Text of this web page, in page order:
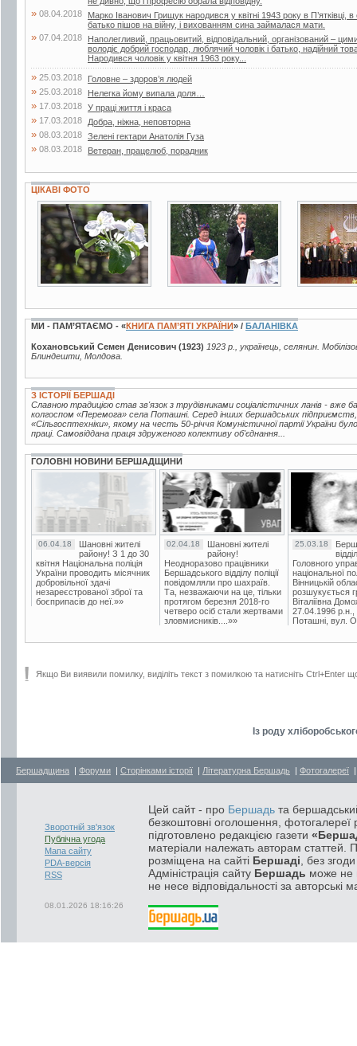
» 08.04.2018
Марко Іванович Грищук народився у квітні 1943 року в П’ятківці,
батько пішов на війну, і вихованням сина займалася мати.
» 07.04.2018
Наполегливий, працьовитий, відповідальний, організований –
володіє добрий господар, люблячий чоловік і батько, надійний
Народився чоловік у квітня 1963 року...
» 25.03.2018 Головне – здоров’я людей
» 25.03.2018 Нелегка йому випала доля…
» 17.03.2018 У праці життя і краса
» 17.03.2018 Добра, ніжна, неповторна
» 08.03.2018 Зелені гектари Анатолія Гуза
» 08.03.2018 Ветеран, працелюб, порадник
ЦІКАВІ ФОТО
19 фото 15 фото 3 фото
МИ - ПАМ’ЯТАЄМО - «КНИГА ПАМ’ЯТІ УКРАЇНИ» / БАЛАНІВКА
Кохановський Семен Денисович (1923) 1923 р., українець, селянин.
Блиндешти, Молдова.
З ІСТОРІЇ БЕРШАДІ
Славною традицією став зв'язок з трудівниками соціалістичних ланів - вже
колгоспом «Перемога» села Поташні. Серед інших бершадських
«Сільгосптехніки», якому на честь 50-річчя Комуністичної партії України
праці. Самовіддана праця здруженого колективу об'єднання...
ГОЛОВНІ НОВИНИ БЕРШАДЩИНИ
06.04.18
Шановні жителі
району! З 1 до 30
квітня Національна поліція
України проводить місячник
добровільної здачі
незареєстрованої зброї та
боєприпасів до неї.»»
02.04.18
Шановні жителі
району!
Неодноразово працівники
Бершадського відділу поліції
повідомляли про шахраїв.
Та, незважаючи на це, тільки
протягом березня 2018-го
четверо осіб стали жертвами
зловмисників....»»
25.03.18
Головного
національної
Вінницькій
розшукується
Віталіївна
27.04.1996 р.н.,
Поташні, вул.
Якщо Ви виявили помилку, виділіть текст з помилкою та натисніть Ctrl+Enter
Із роду
Бершадщина | Форуми | Сторінками історії | Літературна Бершадь | Фотогалереї
Зворотній зв'язок
Публічна угода
Мапа сайту
PDA-версія
RSS
08.01.2026 18:16:26
Цей сайт - про Бершадь та
безкоштовні оголошення, фотогалереї
підготовлено редакцією газети
матеріали належать авторам статтей.
розміщена на сайті Бершаді , без
Адміністрація сайту Бершадь може не
не несе відповідальності за авторські